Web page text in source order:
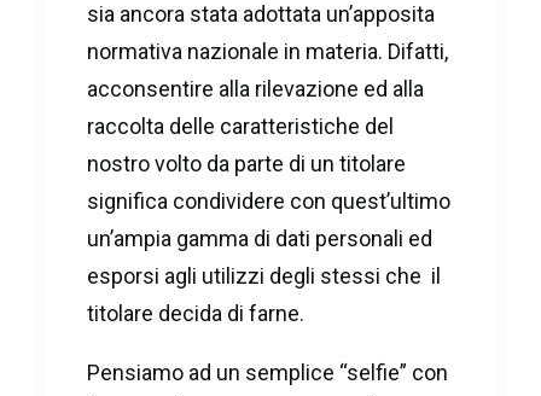
sia ancora stata adottata un’apposita
normativa nazionale in materia. Difatti,
acconsentire alla rilevazione ed alla
raccolta delle caratteristiche del
nostro volto da parte di un titolare
significa condividere con quest’ultimo
un’ampia gamma di dati personali ed
esporsi agli utilizzi degli stessi che il
titolare decida di farne.
Pensiamo ad un semplice “selfie” con